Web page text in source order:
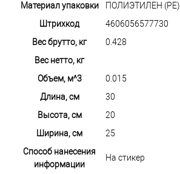
Материал упаковки
ПОЛИЭТИЛЕН (PE)
Штрихкод
4606056577730
Вес брутто, кг
0.428
Вес нетто, кг
Объем, м^3
0.015
Длина, см
30
Высота, см
20
Ширина, см
25
Способ нанесения
информации
На стикер